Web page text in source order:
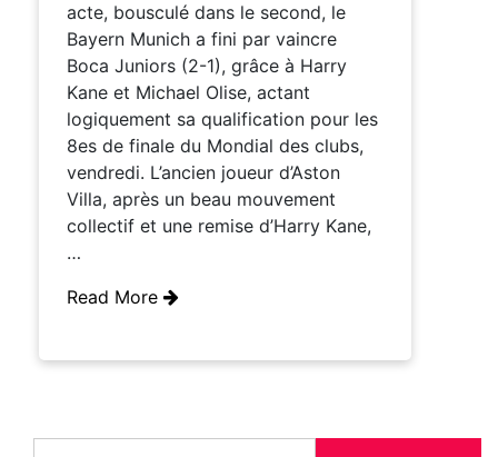
acte, bousculé dans le second, le
Bayern Munich a fini par vaincre
Boca Juniors (2-1), grâce à Harry
Kane et Michael Olise, actant
logiquement sa qualification pour les
8es de finale du Mondial des clubs,
vendredi. L’ancien joueur d’Aston
Villa, après un beau mouvement
collectif et une remise d’Harry Kane,
…
Read More